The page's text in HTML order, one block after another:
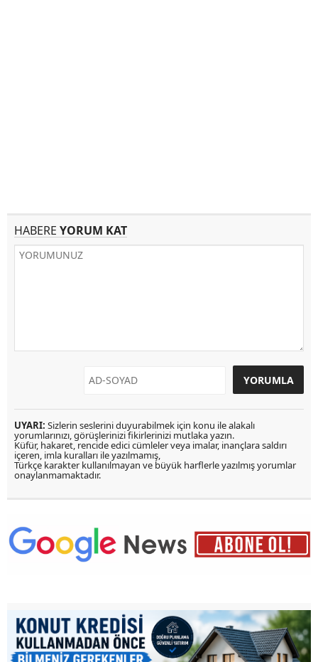
HABERE YORUM KAT
UYARI: Sizlerin seslerini duyurabilmek için konu ile alakalı
yorumlarınızı, görüşlerinizi fikirlerinizi mutlaka yazın.
Küfür, hakaret, rencide edici cümleler veya imalar, inançlara saldırı
içeren, imla kuralları ile yazılmamış,
Türkçe karakter kullanılmayan ve büyük harflerle yazılmış yorumlar
onaylanmamaktadır.